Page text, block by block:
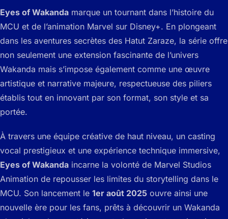
Eyes of Wakanda marque un tournant dans l’histoire du
MCU et de l’animation Marvel sur Disney+. En plongeant
dans les aventures secrètes des Hatut Zaraze, la série offre
non seulement une extension fascinante de l’univers
Wakanda mais s’impose également comme une œuvre
artistique et narrative majeure, respectueuse des piliers
établis tout en innovant par son format, son style et sa
portée.
À travers une équipe créative de haut niveau, un casting
vocal prestigieux et une expérience technique immersive,
Eyes of Wakanda incarne la volonté de Marvel Studios
Animation de repousser les limites du storytelling dans le
MCU. Son lancement le 1er août 2025 ouvre ainsi une
nouvelle ère pour les fans, prêts à découvrir un Wakanda